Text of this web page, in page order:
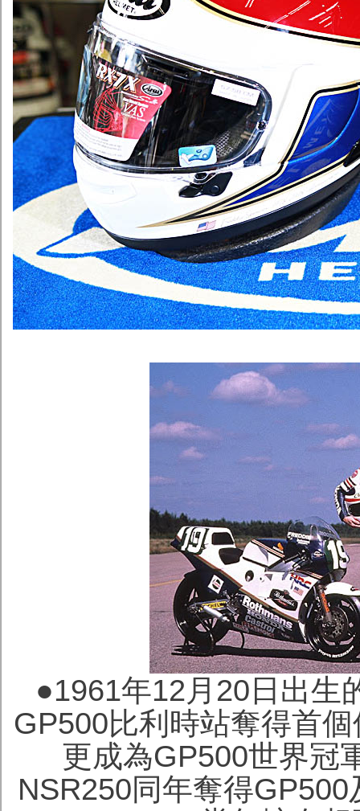
●1961年12月20日出生
GP500比利時站奪得首
更成為GP500世界冠
NSR250同年奪得